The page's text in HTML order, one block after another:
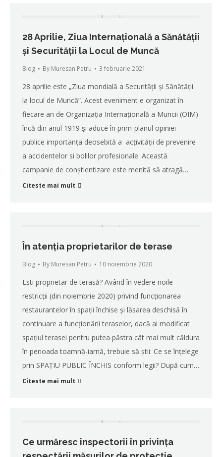
28 Aprilie, Ziua Internațională a Sănătății
și Securității la Locul de Muncă
Blog By Muresan Petru 3 februarie 2021
28 aprilie este „Ziua mondială a Securității și Sănătății
la locul de Muncă”. Acest eveniment e organizat în
fiecare an de Organizația Internațională a Muncii (OIM)
încă din anul 1919 și aduce în prim-planul opiniei
publice importanța deosebită a acțivității de prevenire
a accidentelor si bolilor profesionale. Această
campanie de conștientizare este menită să atragă…
Citeste mai mult
În atenția proprietarilor de terase
Blog By Muresan Petru 10 noiembrie 2020
Ești proprietar de terasă? Având în vedere noile
restricții (din noiembrie 2020) privind funcționarea
restaurantelor în spații închise și lăsarea deschisă în
continuare a funcționării teraselor, dacă ai modificat
spațiul terasei pentru putea păstra cât mai mult căldura
în perioada toamnă-iarnă, trebuie să știi: Ce se înțelege
prin SPAȚIU PUBLIC ÎNCHIS conform legii? După cum…
Citeste mai mult
Ce urmăresc inspectorii în privința